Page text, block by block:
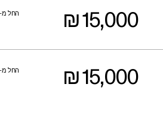
₪15,000
₪15,000
החל מ-
החל מ-